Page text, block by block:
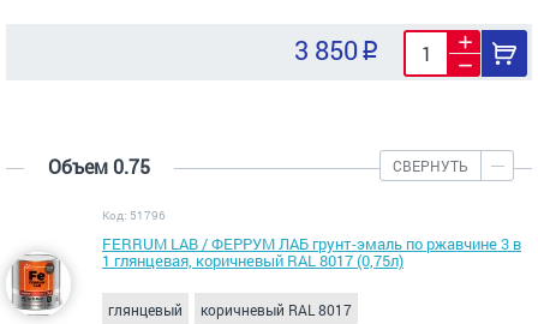
3 850
Объем 0.75 СВЕРНУТЬ
Код: 51796
FERRUM LAB / ФЕРРУМ ЛАБ грунт-эмаль по ржавчине 3 в
1 глянцевая, коричневый RAL 8017 (0,75л)
глянцевый коричневый RAL 8017